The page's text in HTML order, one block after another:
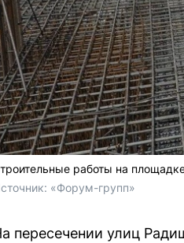
работы на
«Форум-групп»
пересечении улиц